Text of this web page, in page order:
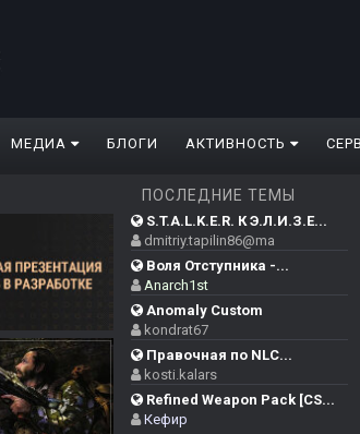
МЕДИА БЛОГИ АКТИВНОСТЬ
ПОСЛЕДНИЕ ТЕМЫ
S.T.A.L.K.E.R. К Э.Л.И.З.Е...
dmitriy.tapilin86@ma
Воля Отступника -...
Anarch1st
Anomaly Custom
kondrat67
Правочная по NLC...
kosti.kalars
Refined Weapon Pack [CS...
Кефир